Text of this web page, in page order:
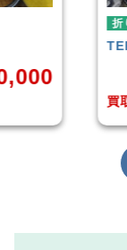
38,500